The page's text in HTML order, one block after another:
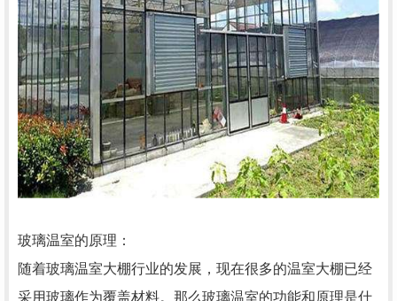
玻璃温室的原理：
随着玻璃温室大棚行业的发展，现在很多的温室大棚已经
采用玻璃作为覆盖材料。那么玻璃温室的功能和原理是什